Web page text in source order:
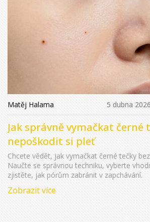
Matěj Halama 5 dubna 2026
Jak správně vymačkat černé
nepoškodit si pleť
Chcete vědět, jak vymačkat černé tečky
Naučte se správnou techniku, vyberte
zjistěte, jak pórům zabránit v zapchávání.
Zobrazit více